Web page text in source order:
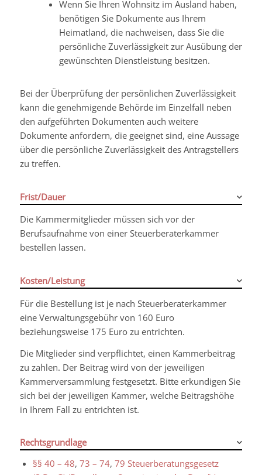
Wenn Sie Ihren Wohnsitz im Ausland haben,
benötigen Sie Dokumente aus Ihrem
Heimatland, die nachweisen, dass Sie die
persönliche Zuverlässigkeit zur Ausübung der
gewünschten Dienstleistung besitzen.
Bei der Überprüfung der persönlichen Zuverlässigkeit
kann die genehmigende Behörde im Einzelfall neben
den aufgeführten Dokumenten auch weitere
Dokumente anfordern, die geeignet sind, eine Aussage
über die persönliche Zuverlässigkeit des Antragstellers
zu treffen.
Frist/Dauer
Die Kammermitglieder müssen sich vor der
Berufsaufnahme von einer Steuerberaterkammer
bestellen lassen.
Kosten/Leistung
Für die Bestellung ist je nach Steuerberaterkammer
eine Verwaltungsgebühr von 160 Euro
beziehungsweise 175 Euro zu entrichten.
Die Mitglieder sind verpflichtet, einen Kammerbeitrag
zu zahlen. Der Beitrag wird von der jeweiligen
Kammerversammlung festgesetzt. Bitte erkundigen Sie
sich bei der jeweiligen Kammer, welche Beitragshöhe
in Ihrem Fall zu entrichten ist.
Rechtsgrundlage
§§ 40 – 48, 73 – 74, 79 Steuerberatungsgesetz